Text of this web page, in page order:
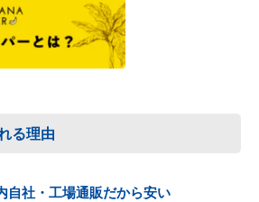
る理由
自社・工場通販だから安い